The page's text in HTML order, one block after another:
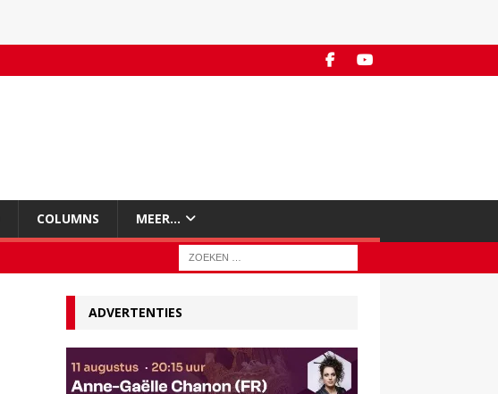
COLUMNS MEER…
ADVERTENTIES